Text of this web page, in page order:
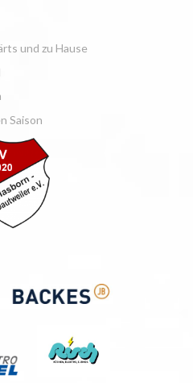
und zu Hause
Saison